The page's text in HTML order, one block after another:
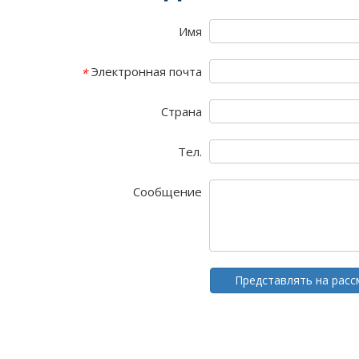
Имя
* Электронная почта
Страна
Тел.
Сообщение
Представлять на